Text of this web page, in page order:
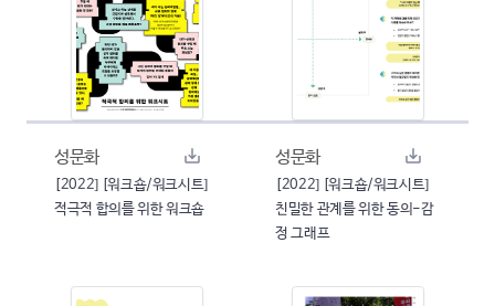
성문화
[2022] [워크숍/워크시트]
적극적 합의를 위한 워크숍
성문화
[2022] [워크숍/워크시트]
친밀한 관계를 위한 동의-감
정 그래프